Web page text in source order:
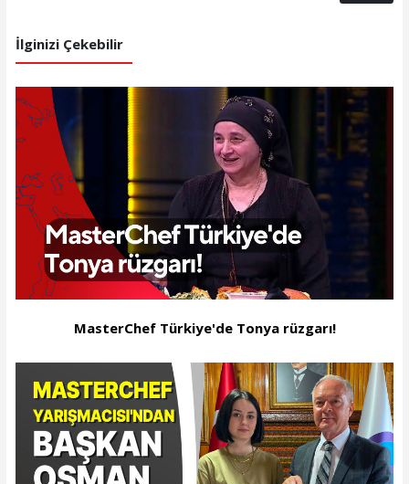
İlginizi Çekebilir
MasterChef Türkiye'de Tonya rüzgarı!